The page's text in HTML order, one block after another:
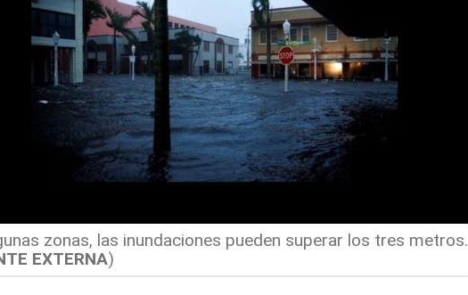
zonas, las inundaciones pueden superar los tres metros.
EXTERNA)